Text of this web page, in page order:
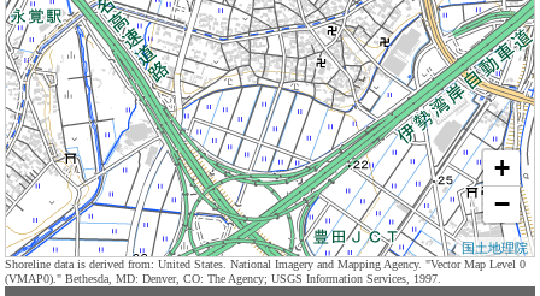
+
−
国土地理院
Shoreline data is derived from: United States. National Imagery and Mapping Agency. "Vector Map Level 0
(VMAP0)." Bethesda, MD: Denver, CO: The Agency; USGS Information Services, 1997.